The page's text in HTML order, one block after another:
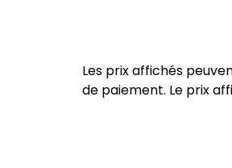
Panama
Les prix affichés
de paiement. Le prix